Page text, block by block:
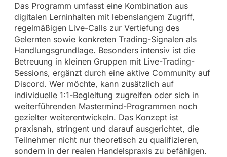
Das Programm umfasst eine Kombination aus
digitalen Lerninhalten mit lebenslangem Zugriff,
regelmäßigen Live-Calls zur Vertiefung des
Gelernten sowie konkreten Trading-Signalen als
Handlungsgrundlage. Besonders intensiv ist die
Betreuung in kleinen Gruppen mit Live-Trading-
Sessions, ergänzt durch eine aktive Community auf
Discord. Wer möchte, kann zusätzlich auf
individuelle 1:1-Begleitung zugreifen oder sich in
weiterführenden Mastermind-Programmen noch
gezielter weiterentwickeln. Das Konzept ist
praxisnah, stringent und darauf ausgerichtet, die
Teilnehmer nicht nur theoretisch zu qualifizieren,
sondern in der realen Handelspraxis zu befähigen.